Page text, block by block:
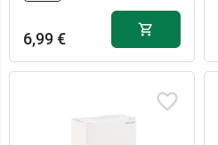
6,99 €